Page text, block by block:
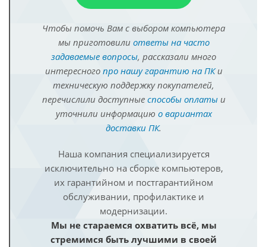
Чтобы помочь Вам с выбором компьютера
мы приготовили ответы на часто
задаваемые вопросы, рассказали много
интересного про нашу гарантию на ПКи
техническую поддержку покупателей,
перечислили доступные способы оплатыи
уточнили информацию о вариантах
доставки ПК.
Наша компания специализируется
исключительно на сборке компьютеров,
их гарантийном и постгарантийном
обслуживании, профилактике и
модернизации.
Мы не стараемся охватить всё, мы
стремимся быть лучшими в своей